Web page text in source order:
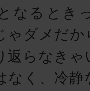
なるとき
ゃダメだ
返らなき
なく、冷